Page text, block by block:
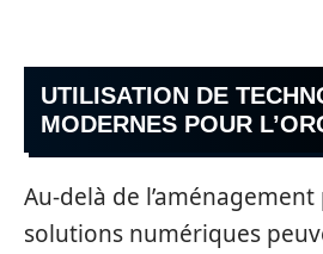
UTILISATION DE
MODERNES POUR
Au-delà de
solutions numériques